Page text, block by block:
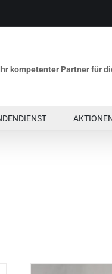
kompetenter Partner für